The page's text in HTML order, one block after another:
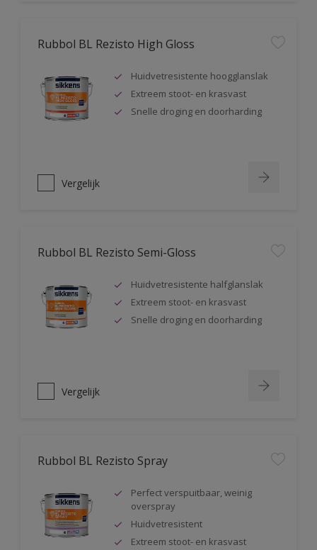
Rubbol BL Rezisto High Gloss
Huidvetresistente hoogglanslak
Extreem stoot- en krasvast
Snelle droging en doorharding
Vergelijk
Rubbol BL Rezisto Semi-Gloss
Huidvetresistente halfglanslak
Extreem stoot- en krasvast
Snelle droging en doorharding
Vergelijk
Rubbol BL Rezisto Spray
Perfect verspuitbaar, weinig
overspray
Huidvetresistent
Extreem stoot- en krasvast